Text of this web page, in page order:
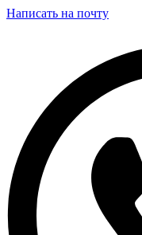
Написать на почту